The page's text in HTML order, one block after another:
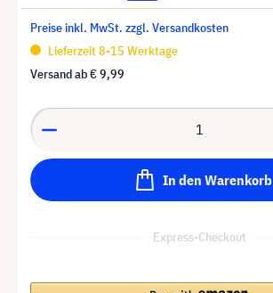
Preise inkl. MwSt. zzgl. Versandkosten
Lieferzeit 8-15 Werktage
Versand ab€ 9,99
In den Warenkorb
Express-Checkout